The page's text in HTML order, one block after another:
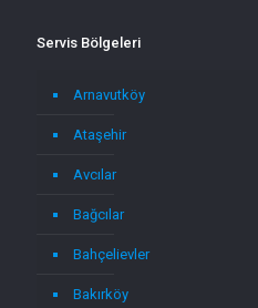
Servis Bölgeleri
Arnavutköy
Ataşehir
Avcılar
Bağcılar
Bahçelievler
Bakırköy